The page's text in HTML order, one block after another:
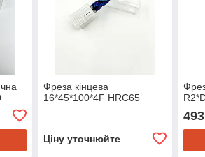
Фреза кінцева
16*45*100*4F HRC65
Ціну уточнюйте
493